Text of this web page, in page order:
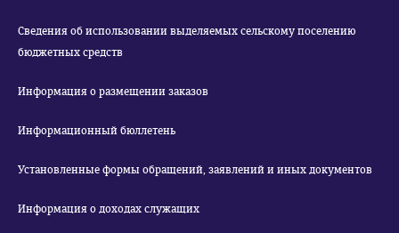
Сведения об использовании выделяемых сельскому поселению
бюджетных средств
Информация о размещении заказов
Информационный бюллетень
Установленные формы обращений, заявлений и иных документов
Информация о доходах служащих